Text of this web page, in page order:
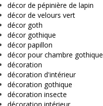
décor de pépinière de lapin
décor de velours vert
décor goth
décor gothique
décor papillon
décor pour chambre gothique
décoration
décoration d'intérieur
décoration gothique
décoration insecte
décoration intérieur